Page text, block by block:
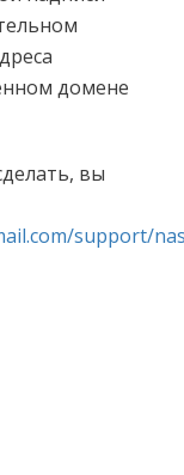
домене
вы
support/